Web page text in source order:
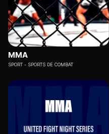
MMA
SPORT SPORTS DE COMBAT